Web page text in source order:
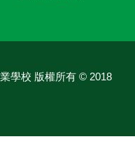
學校 版權所有 © 2018